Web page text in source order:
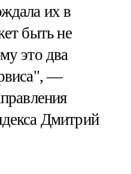
их в
быть не
это два
—
Дмитрий